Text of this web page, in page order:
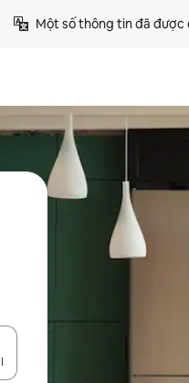
Một số thông tin đã được
và xuống hoặc khám phá